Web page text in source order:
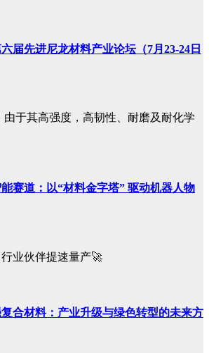
六届先进尼龙材料产业论坛（7月23-24日
由于其高强度，高韧性、耐磨及耐化学
赛道：以“材料金字塔” 驱动机器人物
业伙伴提速量产🚀
合材料：产业升级与绿色转型的未来方